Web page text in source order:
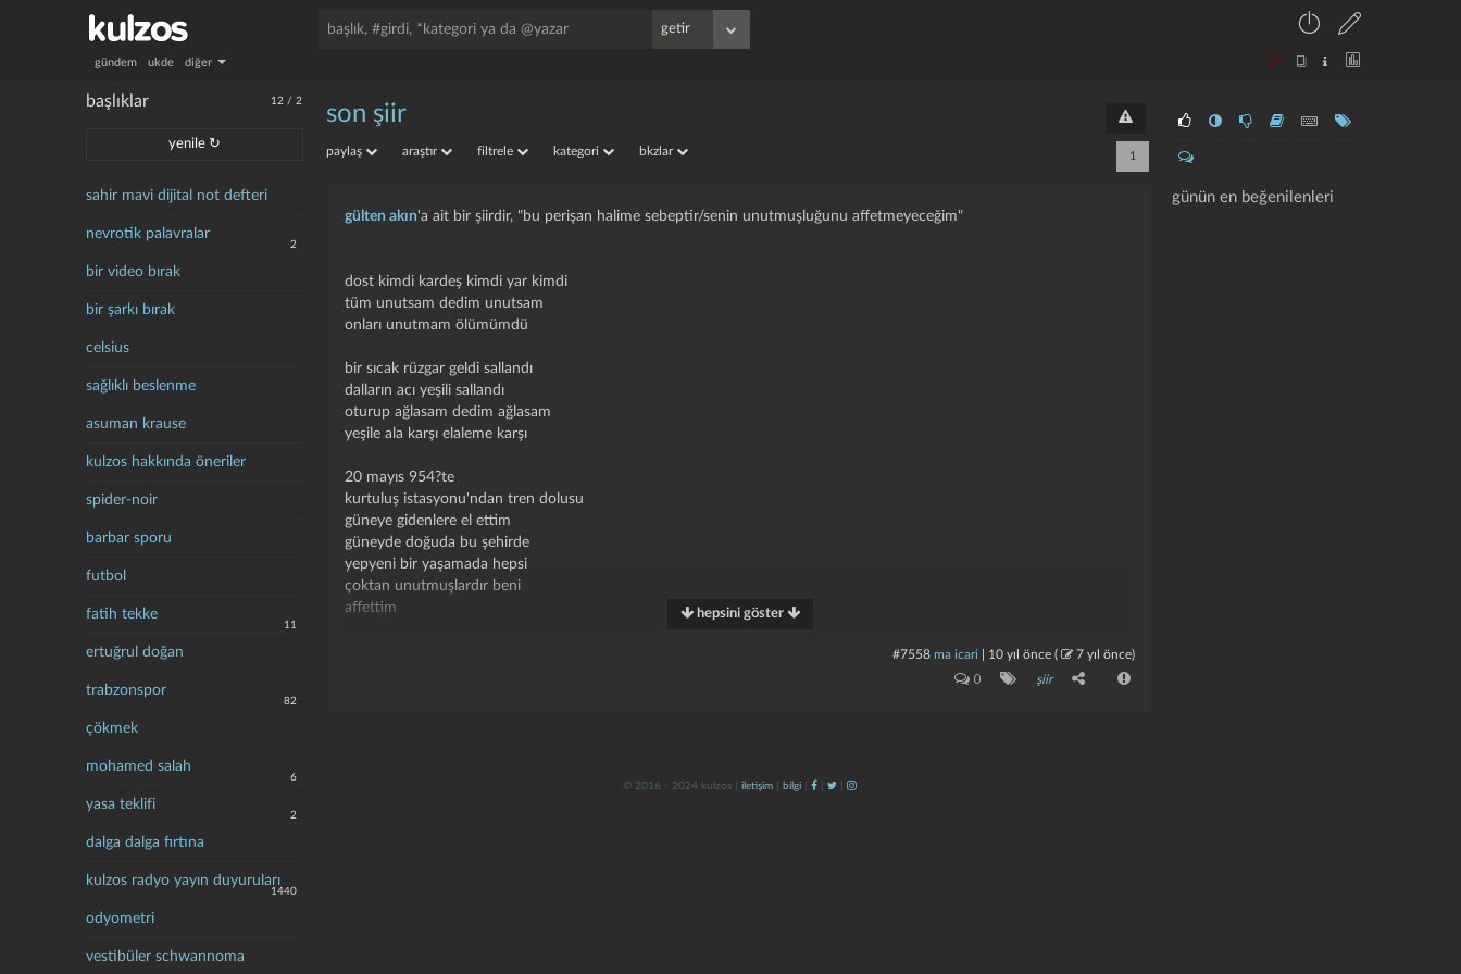
gündem ukde diğer
12 /2
başlıklar
yenile ↻
sahir mavi dijital not defteri
nevrotik palavralar
2
bir video bırak
bir şarkı bırak
celsius
sağlıklı beslenme
asuman krause
kulzos hakkında öneriler
spider-noir
barbar sporu
futbol
fatih tekke
11
ertuğrul doğan
trabzonspor
82
çökmek
mohamed salah
6
yasa teklifi
2
dalga dalga fırtına
kulzos radyo yayın duyuruları
1440
odyometri
vestibüler schwannoma
günün en beğenilenleri
son şiir
paylaş araştır filtrele kategori bkzlar 1
gülten akın'a ait bir şiirdir, "bu perişan halime sebeptir/senin unutmuşluğunu affetmeyeceğim"
dost kimdi kardeş kimdi yar kimdi
tüm unutsam dedim unutsam
onları unutmam ölümümdü
bir sıcak rüzgar geldi sallandı
dalların acı yeşili sallandı
oturup ağlasam dedim ağlasam
yeşile ala karşı elaleme karşı
20 mayıs 954?te
kurtuluş istasyonu'ndan tren dolusu
güneye gidenlere el ettim
güneyde doğuda bu şehirde
yepyeni bir yaşamada hepsi
çoktan unutmuşlardır beni
affettim
hepsini göster
#7558 ma icari 10 yıl önce ( 7 yıl önce)
0 şiir
© 2016 - 2024 kulzos | iletişim bilgi